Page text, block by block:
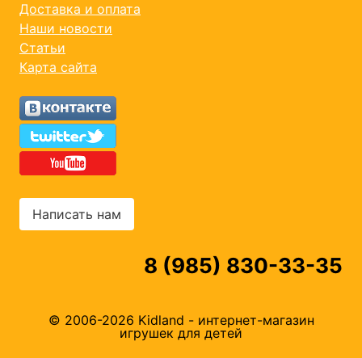
Доставка и оплата
Наши новости
Статьи
Карта сайта
Написать нам
8 (985) 830-33-35
© 2006-2026 Kidland - интернет-магазин
игрушек для детей